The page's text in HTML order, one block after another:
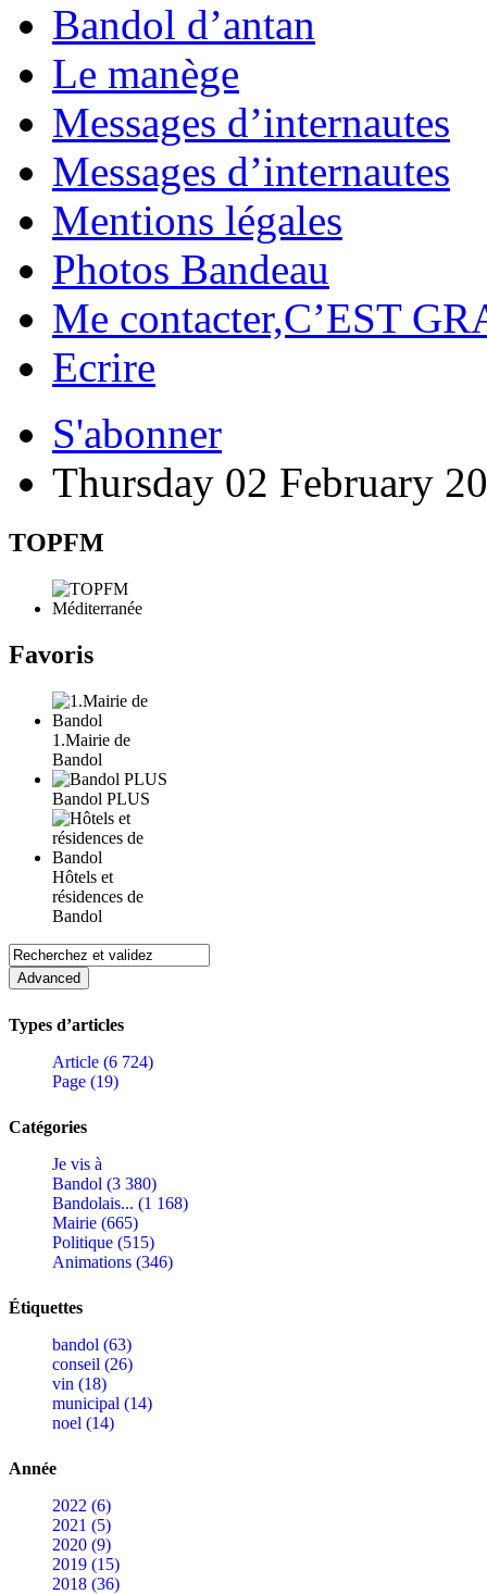
Bandol d’antan
Le manège
Messages d’internautes
Messages d’internautes
Mentions légales
Photos Bandeau
Me contacter,C’EST
Ecrire
S'abonner
Thursday 02 February
TOPFM
Favoris
1.Mairie de
Bandol
Bandol PLUS
Hôtels et
résidences de
Bandol
Types d’articles
Article (6 724)
Page (19)
Catégories
Je vis à
Bandol (3 380)
Bandolais... (1 168)
Mairie (665)
Politique (515)
Animations (346)
Étiquettes
bandol (63)
conseil (26)
vin (18)
municipal (14)
noel (14)
Année
2022 (6)
2021 (5)
2020 (9)
2019 (15)
2018 (36)